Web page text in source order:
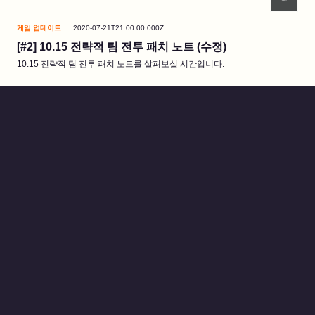
게임 업데이트 2020-07-21T21:00:00.000Z
[#2] 10.15 전략적 팀 전투 패치 노트 (수정)
10.15 전략적 팀 전투 패치 노트를 살펴보실 시간입니다.